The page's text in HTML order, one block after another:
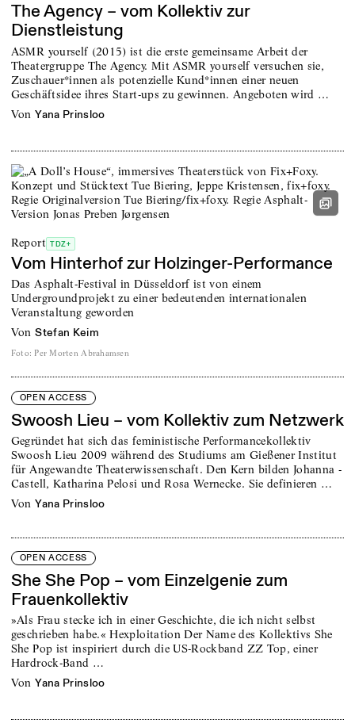
The Agency – vom Kollektiv zur
Dienstleistung
ASMR yourself (2015) ist die erste gemeinsame Arbeit der
Theatergruppe The Agency. Mit ASMR yourself versuchen sie,
Zuschauer*innen als potenzielle Kund*innen einer neuen
Geschäftsidee ihres Start-ups zu gewinnen. Angeboten wird …
von Yana Prinsloo
Report TDZ+
Vom Hinterhof zur Holzinger-Performance
Das Asphalt-Festival in Düsseldorf ist von einem
Undergroundprojekt zu einer bedeutenden internationalen
Veranstaltung geworden
von Stefan Keim
Foto: Per Morten Abrahamsen
OPEN ACCESS
Swoosh Lieu – vom Kollektiv zum Netzwerk
Gegründet hat sich das feministische Performancekollektiv
Swoosh Lieu 2009 während des Studiums am Gießener Institut
für Angewandte Theaterwissenschaft. Den Kern bilden Johanna ­
Castell, Katharina Pelosi und Rosa Wernecke. Sie definieren …
von Yana Prinsloo
OPEN ACCESS
She She Pop – vom Einzelgenie zum
Frauenkollektiv
»Als Frau stecke ich in einer Geschichte, die ich nicht selbst
geschrieben habe.« Hexploitation Der Name des Kollektivs She
She Pop ist inspiriert durch die US-Rockband ZZ Top, einer
Hardrock-Band …
von Yana Prinsloo